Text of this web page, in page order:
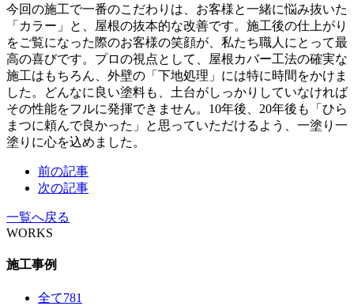
今回の施工で一番のこだわりは、お客様と一緒に悩み抜いた
「カラー」と、屋根の抜本的な改善です。施工後の仕上がり
をご覧になった際のお客様の笑顔が、私たち職人にとって最
高の喜びです。プロの視点として、屋根カバー工法の確実な
施工はもちろん、外壁の「下地処理」には特に時間をかけま
した。どんなに良い塗料も、土台がしっかりしていなければ
その性能をフルに発揮できません。10年後、20年後も「ひら
まつに頼んで良かった」と思っていただけるよう、一塗り一
塗りに心を込めました。
前の記事
次の記事
一覧へ戻る
WORKS
施工事例
全て781